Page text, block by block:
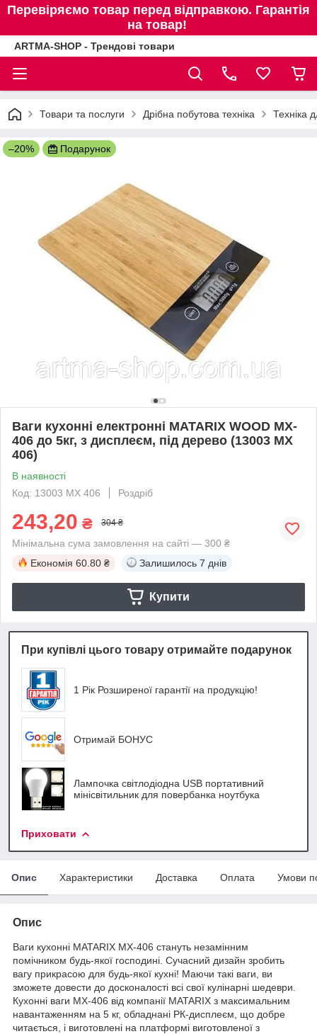
Перевіряємо товар перед відправкою. Гарантія
на товар!
ARTMA-SHOP - Трендові товари
Товари та послуги Дрібна побутова техніка Техніка
–20% Подарунок
Ваги кухонні електронні MATARIX WOOD MX-
406 до 5кг, з дисплеєм, під дерево (13003 MX
406)
В наявності
Код: 13003 MX 406
Роздріб
243,20 ₴ 304 ₴
Мінімальна сума замовлення на сайті — 300 ₴
Економія 60.80 ₴ Залишилось 7 днів
Купити
При купівлі цього товару отримайте подарунок
1 Рік Розширеної гарантії на продукцію!
Отримай БОНУС
Лампочка світлодіодна USB портативний
мінісвітильник для повербанка ноутбука
Приховати
Опис Характеристики Доставка Оплата Умови
Опис
Ваги кухонні MATARIX MX-406 стануть незамінним
помічником будь-якої господині. Сучасний дизайн зробить
вагу прикрасою для будь-якої кухні! Маючи такі ваги, ви
зможете довести до досконалості всі свої кулінарні шедеври.
Кухонні ваги MX-406 від компанії MATARIX з максимальним
навантаженням на 5 кг, обладнані РК-дисплеєм, що добре
читається, і виготовлені на платформі виготовленої з